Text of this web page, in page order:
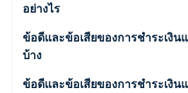
อย่างไร
ข้อดีและข้อเสียของการชำระเงิน
บ้าง
ประโยชน์ของการชำระเงินแบบห
ข้อดีและข้อเสียของการชำระเงิ